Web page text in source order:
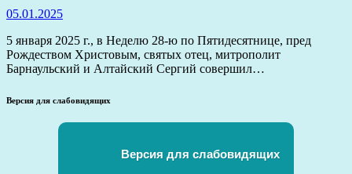
05.01.2025
5 января 2025 г., в Неделю 28-ю по Пятидесятнице, пред
Рождеством Христовым, святых отец, митрополит
Барнаульский и Алтайский Сергий совершил…
Версия для слабовидящих
Версия для слабовидящих